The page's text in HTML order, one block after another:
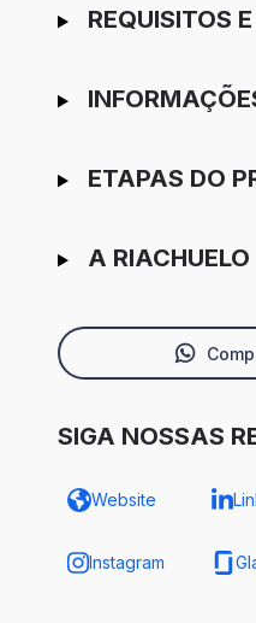
REQUISITOS
ETAPAS DO
A RIACHUELO
SIGA NOSSAS
Website
Instagram